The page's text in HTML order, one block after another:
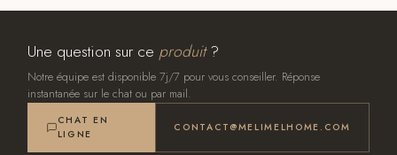
Une question sur ce produit?
Notre équipe est disponible 7j/7 pour vous conseiller. Réponse
instantanée sur le chat ou par mail.
CHAT EN
LIGNE
CONTACT@MELIMELHOME.COM